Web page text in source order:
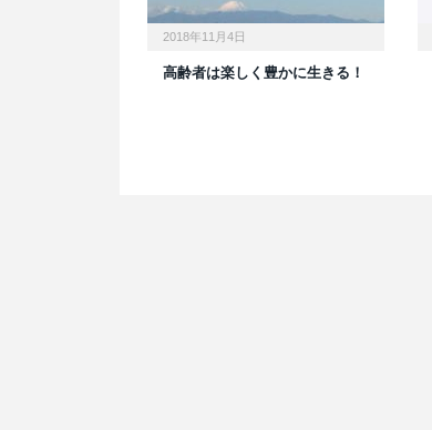
2018年11月4日
高齢者は楽しく豊かに生きる！